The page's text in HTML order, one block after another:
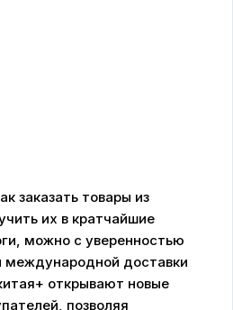
заказать товары из
их в кратчайшие
можно с уверенностью
международной доставки
открывают новые
позволяя